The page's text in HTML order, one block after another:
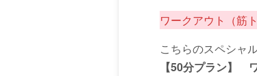
ワークアウト（筋
こちらのスペシャ
【50分プラン】